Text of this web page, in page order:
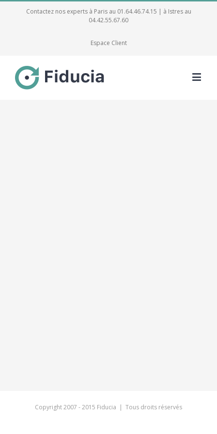
Contactez nos experts à Paris au 01.64.46.74.15 | à Istres au
04.42.55.67.60
Espace Client
Copyright 2007 - 2015 Fiducia | Tous droits réservés